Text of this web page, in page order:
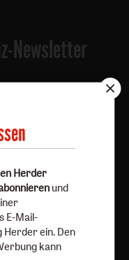
Newsletter
Herder
zum Zweck des E-
Herder ein. Den
E-Mail-Werbung
Inhalte besser auf
einen Link in
Herder
und
E-Mail-
ein. Den
kann